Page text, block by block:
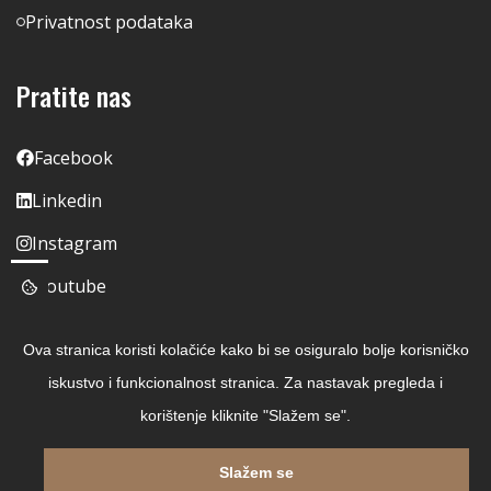
Privatnost podataka
Pratite nas
Facebook
Linkedin
Instagram
Youtube
Ova stranica koristi kolačiće kako bi se osiguralo bolje korisničko
iskustvo i funkcionalnost stranica. Za nastavak pregleda i
korištenje kliknite "Slažem se".
Slažem se